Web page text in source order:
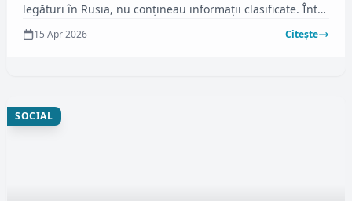
legături în Rusia, nu conţineau informaţii clasificate. Între
septembrie 2024 şi martie 2026, aproape 300 de conturi
de e-mail au fost piratate, majoritatea aparţinând
15 Apr 2026 Citește
SOCIAL